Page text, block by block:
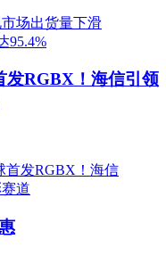
RGBX！海信引领